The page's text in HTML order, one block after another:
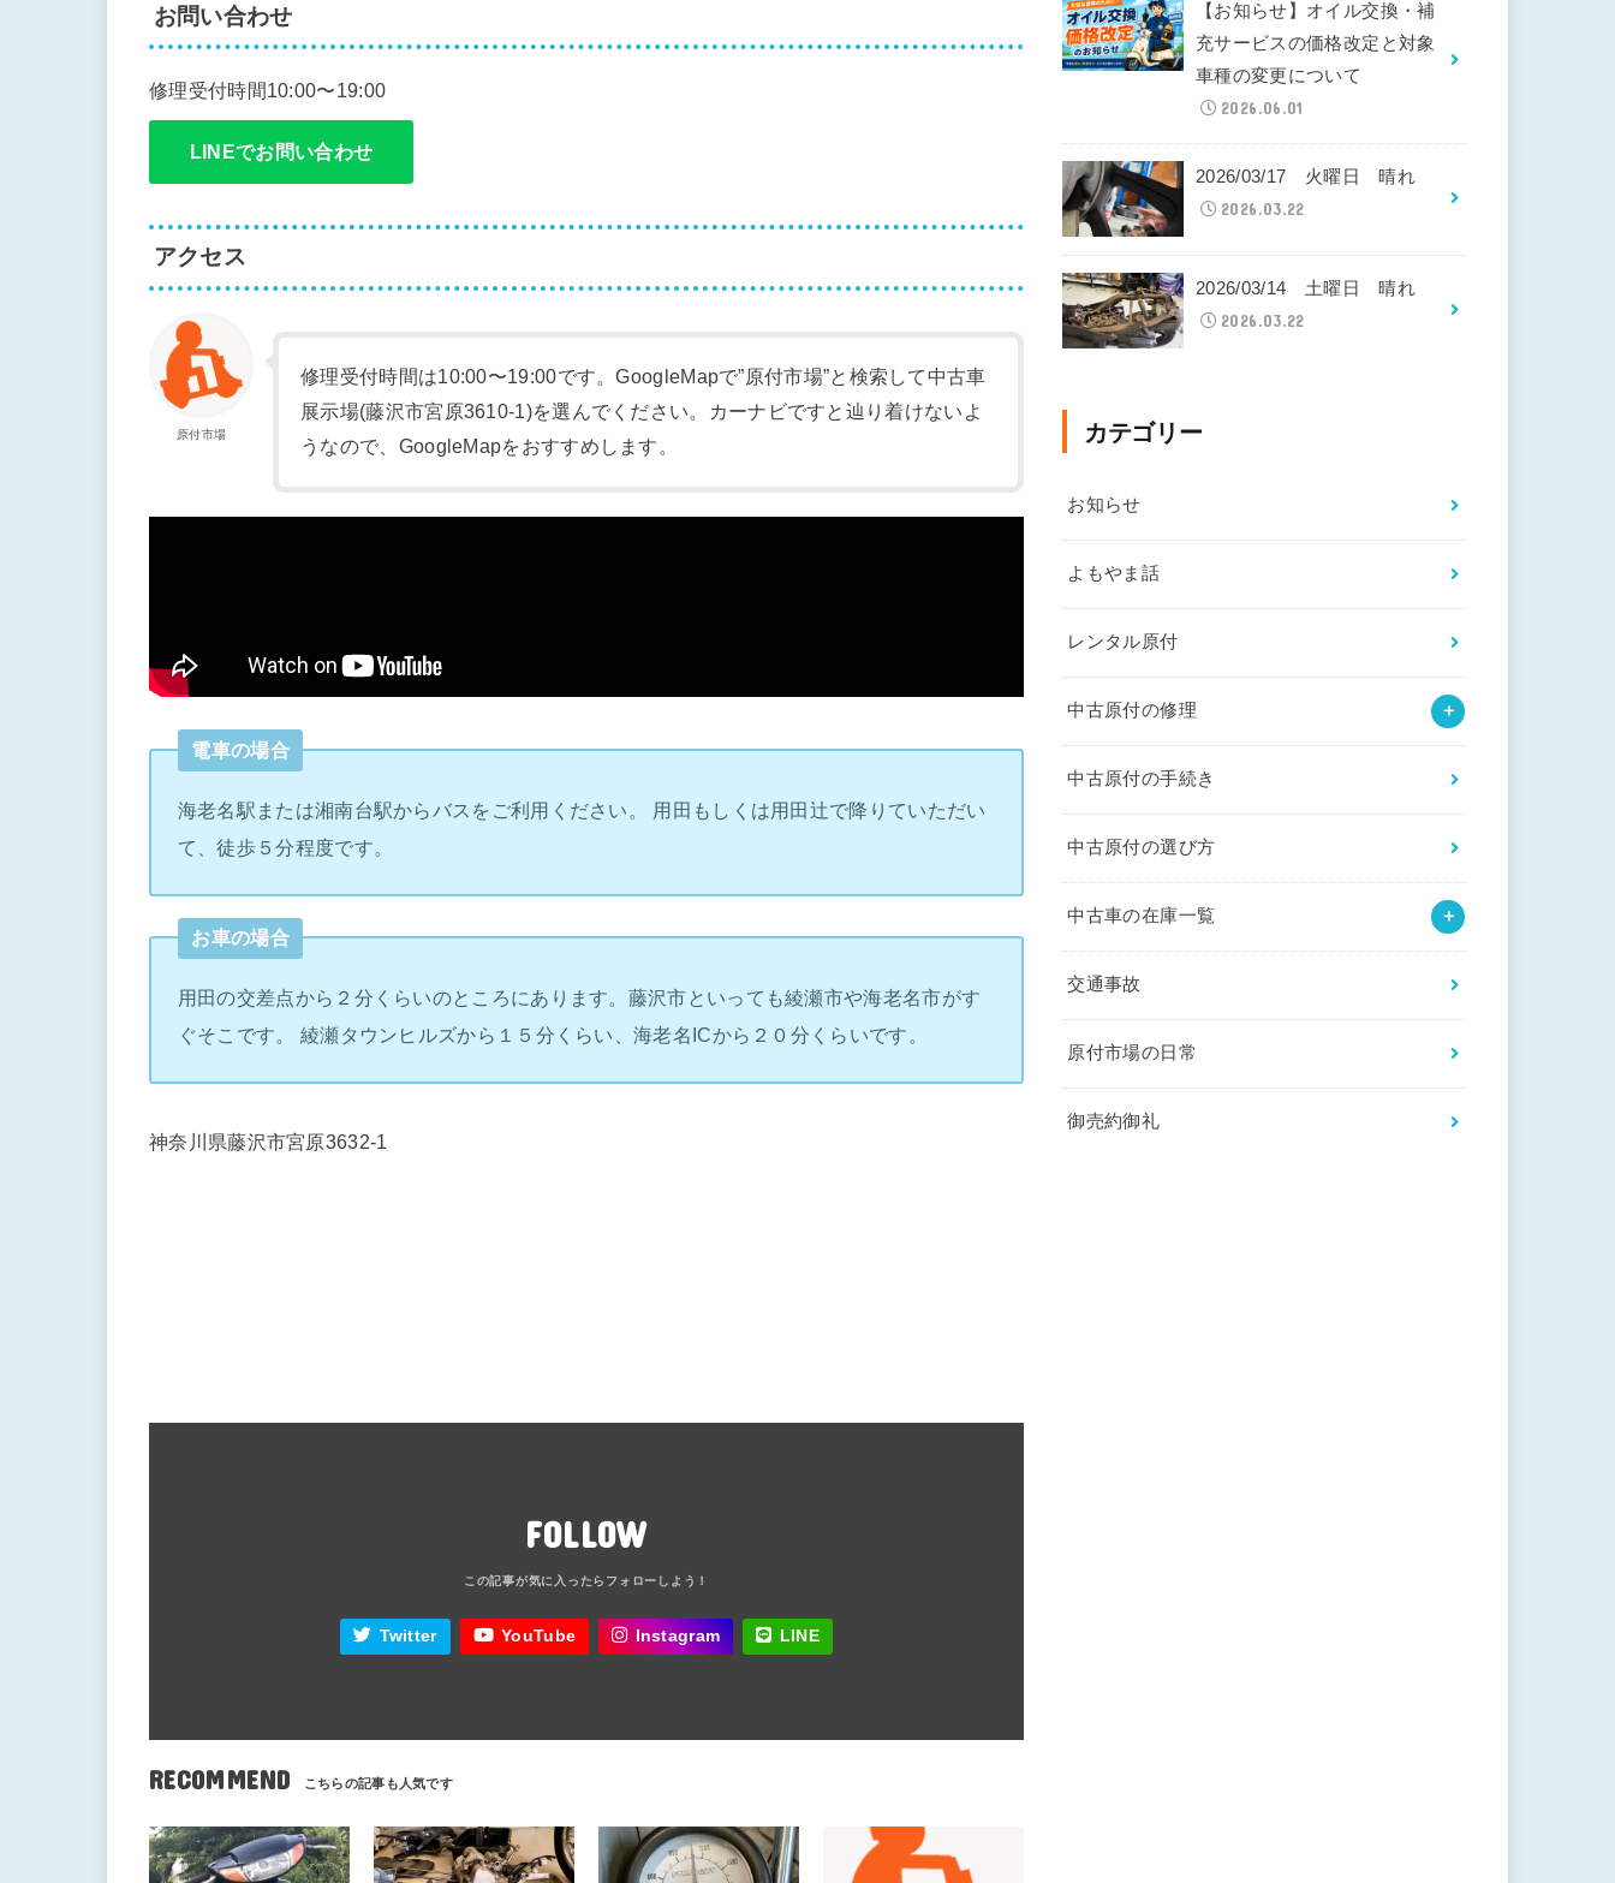
お問い合わせ
修理受付時間10:00〜19:00
LINEでお問い合わせ
アクセス
原付市場
修理受付時間は10:00〜19:00です。GoogleMapで”原付市場”と検索して中古車
展示場(藤沢市宮原3610-1)を選んでください。カーナビですと辿り着けないよ
うなので、GoogleMapをおすすめします。
電車の場合
海老名駅または湘南台駅からバスをご利用ください。 用田もしくは用田辻で降りていただい
て、徒歩５分程度です。
お車の場合
用田の交差点から２分くらいのところにあります。藤沢市といっても綾瀬市や海老名市がす
ぐそこです。 綾瀬タウンヒルズから１５分くらい、海老名ICから２０分くらいです。
神奈川県藤沢市宮原3632-1
FOLLOW
Twitter YouTube Instagram LINE
RECOMMEND
【お知らせ】オイル交換・補
充サービスの価格改定と対象
車種の変更について
2026.06.01
2026/03/17 火曜日 晴れ
2026.03.22
2026/03/14 土曜日 晴れ
2026.03.22
カテゴリー
お知らせ
よもやま話
レンタル原付
中古原付の修理
中古原付の手続き
中古原付の選び方
中古車の在庫一覧
交通事故
原付市場の日常
御売約御礼